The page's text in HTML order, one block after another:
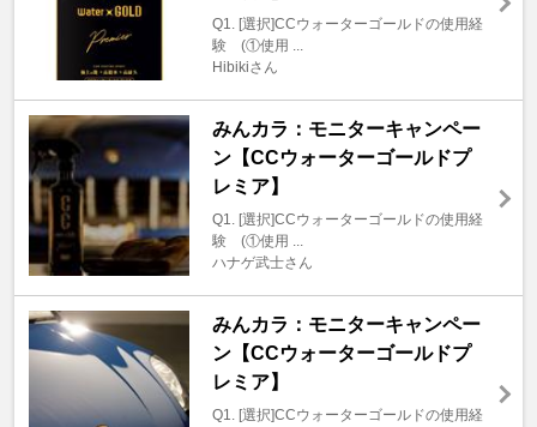
Q1. [選択]CCウォーターゴールドの使用経
験 (①使用 ...
Hibikiさん
みんカラ：モニターキャンペー
ン【CCウォーターゴールドプ
レミア】
Q1. [選択]CCウォーターゴールドの使用経
験 (①使用 ...
ハナゲ武士さん
みんカラ：モニターキャンペー
ン【CCウォーターゴールドプ
レミア】
Q1. [選択]CCウォーターゴールドの使用経